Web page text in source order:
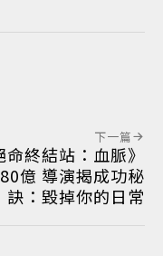
下一篇
命終結站：血脈》
億 導演揭成功秘
訣：毀掉你的日常